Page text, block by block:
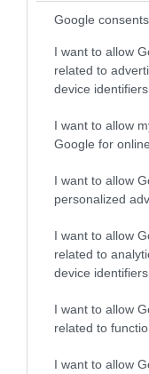
Google consents
I want to allow
related to
device identifiers
I want to allow
Google for
I want to allow
personalized
I want to allow
related to
device identifiers
I want to allow
related to
I want to allow
57 με νέους
στόχο μέσα
ΠΟΛΙΤΙΚΗ